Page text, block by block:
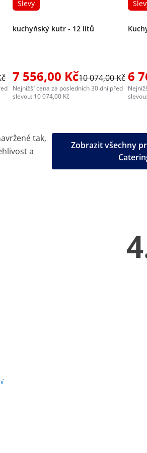
Slevy
kuchyňský kutr - 12 litů
7 556,00 Kč10 074,00 Kč
Nejnižší cena za posledních 30 dní před
slevou: 10 074,00 Kč
6
tak,
a
Zobrazit všechny